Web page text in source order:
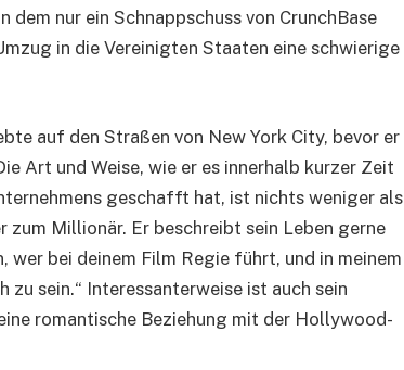
nur ein Schnappschuss von CrunchBase
in die Vereinigten Staaten eine schwierige
auf den Straßen von New York City, bevor er
Art und Weise, wie er es innerhalb kurzer Zeit
geschafft hat, ist nichts weniger als
zum Millionär. Er beschreibt sein Leben gerne
wer bei deinem Film Regie führt, und in meinem
sein.“ Interessanterweise ist auch sein
romantische Beziehung mit der Hollywood-